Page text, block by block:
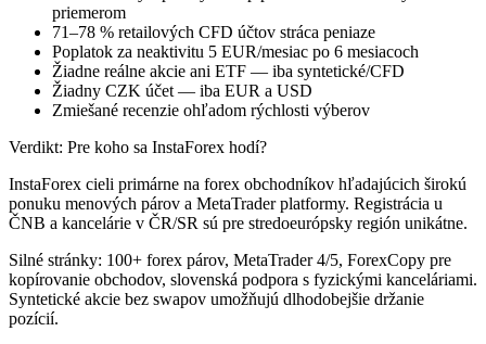
priemerom
71–78 % retailových CFD účtov stráca peniaze
Poplatok za neaktivitu 5 EUR/mesiac po 6 mesiacoch
Žiadne reálne akcie ani ETF — iba syntetické/CFD
Žiadny CZK účet — iba EUR a USD
Zmiešané recenzie ohľadom rýchlosti výberov
Verdikt: Pre koho sa InstaForex hodí?
InstaForex cieli primárne na forex obchodníkov hľadajúcich širokú
ponuku menových párov a MetaTrader platformy. Registrácia u
ČNB a kancelárie v ČR/SR sú pre stredoeurópsky región unikátne.
Silné stránky: 100+ forex párov, MetaTrader 4/5, ForexCopy pre
kopírovanie obchodov, slovenská podpora s fyzickými kanceláriami.
Syntetické akcie bez swapov umožňujú dlhodobejšie držanie
pozícií.